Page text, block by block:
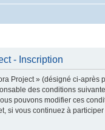
- Inscription
Project » (désigné ci-après
des conditions
pouvons modifier ces
si vous continuez à